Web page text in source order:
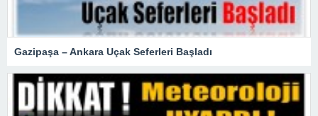
Gazipaşa – Ankara Uçak Seferleri Başladı